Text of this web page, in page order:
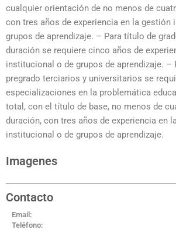
cualquier orientación de no menos de
con tres años de experiencia en la gestión
grupos de aprendizaje. – Para título de
duración se requiere cinco años de
institucional o de grupos de aprendizaje. –
pregrado terciarios y universitarios se
especializaciones en la problemática
total, con el título de base, no menos de
duración, con tres años de experiencia en
institucional o de grupos de aprendizaje.
Imagenes
Contacto
Email:
Teléfono: